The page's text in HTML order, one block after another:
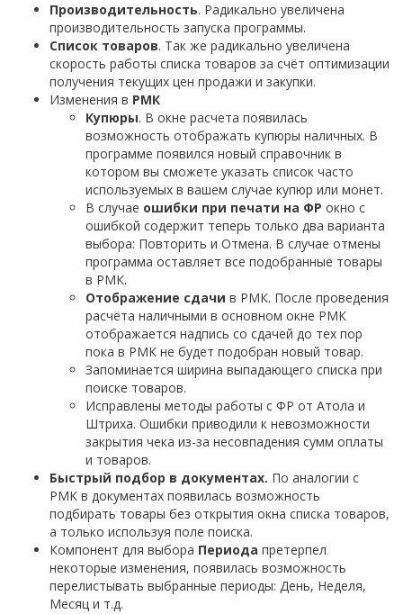
Производительность. Радикально увеличена
производительность запуска программы.
Список товаров. Так же радикально увеличена
скорость работы списка товаров за счёт оптимизации
получения текущих цен продажи и закупки.
Изменения в РМК
Купюры. В окне расчета появилась
возможность отображать купюры наличных. В
программе появился новый справочник в
котором вы сможете указать список часто
используемых в вашем случае купюр или монет.
В случае ошибки при печати на ФР окно с
ошибкой содержит теперь только два варианта
выбора: Повторить и Отмена. В случае отмены
программа оставляет все подобранные товары
в РМК.
Отображение сдачи в РМК. После проведения
расчёта наличными в основном окне РМК
отображается надпись со сдачей до тех пор
пока в РМК не будет подобран новый товар.
Запоминается ширина выпадающего списка при
поиске товаров.
Исправлены методы работы с ФР от Атола и
Штриха. Ошибки приводили к невозможности
закрытия чека из-за несовпадения сумм оплаты
и товаров.
Быстрый подбор в документах. По аналогии с
РМК в документах появилась возможность
подбирать товары без открытия окна списка товаров,
а только используя поле поиска.
Компонент для выбора Периода претерпел
некоторые изменения, появилась возможность
перелистывать выбранные периоды: День, Неделя,
Месяц и т.д.